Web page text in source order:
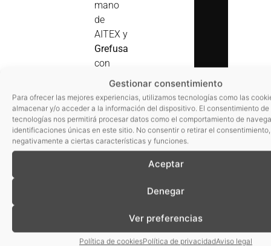
Gestionar consentimiento
Para ofrecer las mejores experiencias, utilizamos tecnologías como las
almacenar y/o acceder a la información del dispositivo. El consentimiento de
tecnologías nos permitirá procesar datos como el comportamiento de
identificaciones únicas en este sitio. No consentir o retirar el
negativamente a ciertas características y funciones.
Aceptar
Denegar
Ver preferencias
Política de cookiesPolítica de privacidadAviso legal
mano
de
AITEX y
Grefusa
con
AINIA,
son las
5
primeras
empresas
que
de éxito